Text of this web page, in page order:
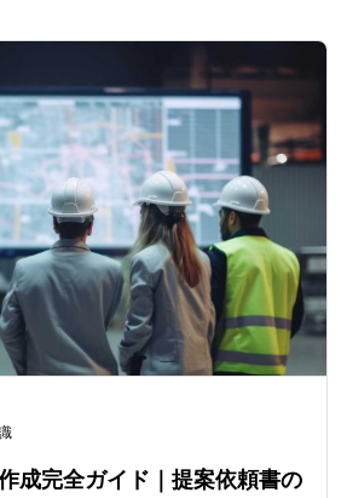
成完全ガイド｜提案依頼書の